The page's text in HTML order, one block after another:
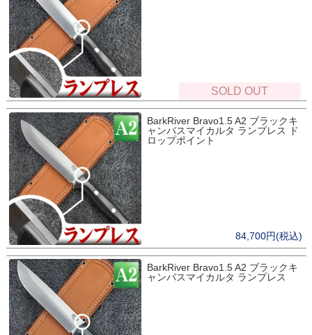
SOLD OUT
BarkRiver Bravo1.5 A2 ブラックキ
ャンバスマイカルタ ランプレス ド
ロップポイント
84,700円(税込)
BarkRiver Bravo1.5 A2 ブラックキ
ャンバスマイカルタ ランプレス